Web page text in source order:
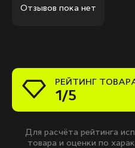
Отзывов пока нет
РЕЙТИНГ
1/5
Для расчёта рейтинга
товара и оценки по